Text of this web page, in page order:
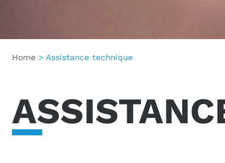
Home > Assistance technique